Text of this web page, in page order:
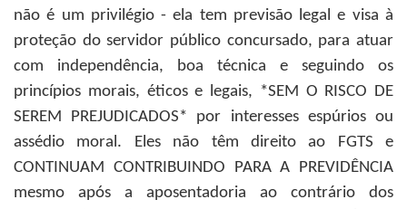
não é um privilégio - ela tem previsão legal e visa à
proteção do servidor público concursado, para atuar
com independência, boa técnica e seguindo os
princípios morais, éticos e legais, *SEM O RISCO DE
SEREM PREJUDICADOS* por interesses espúrios ou
assédio moral. Eles não têm direito ao FGTS e
CONTINUAM CONTRIBUINDO PARA A PREVIDÊNCIA
mesmo após a aposentadoria ao contrário dos